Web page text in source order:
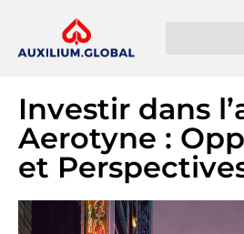
Investir dans
Aerotyne :
et